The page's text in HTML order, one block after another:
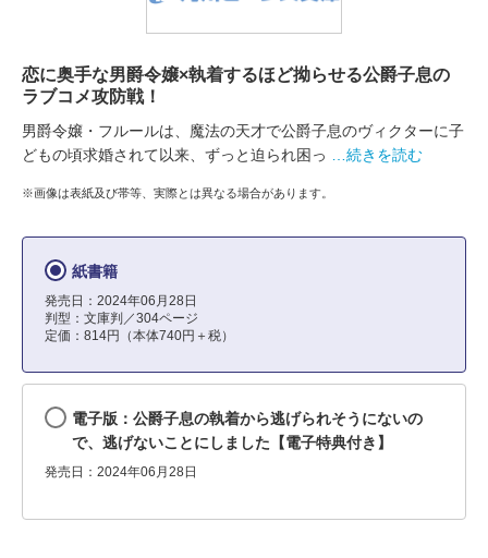
恋に奥手な男爵令嬢×執着するほど拗らせる公爵子息の
ラブコメ攻防戦！
男爵令嬢・フルールは、魔法の天才で公爵子息のヴィクターに子
どもの頃求婚されて以来、ずっと迫られ困っ
…続きを読む
※画像は表紙及び帯等、実際とは異なる場合があります。
紙書籍
発売日：2024年06月28日
判型：文庫判／304ページ
定価：814円（本体740円＋税）
電子版：公爵子息の執着から逃げられそうにないの
で、逃げないことにしました【電子特典付き】
発売日：2024年06月28日